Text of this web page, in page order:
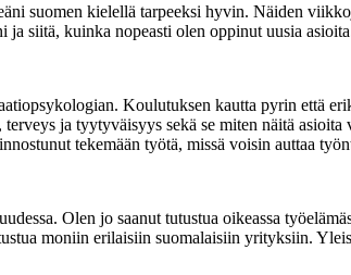
suomen kielellä tarpeeksi hyvin. Näiden
ja siitä, kuinka nopeasti olen oppinut uusia
Koulutuksen kautta pyrin että
ja tyytyväisyys sekä se miten näitä asioita
tekemään työtä, missä voisin auttaa
Olen jo saanut tutustua oikeassa
moniin erilaisiin suomalaisiin yrityksiin.